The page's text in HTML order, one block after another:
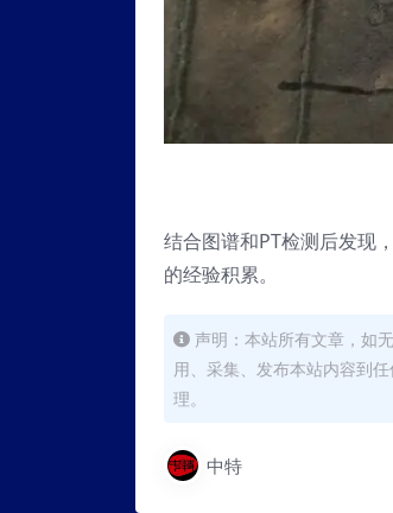
结合图谱和PT检测后发现
的经验积累。
声明：本站所有文章，如
用、采集、发布本站内容到
理。
中特